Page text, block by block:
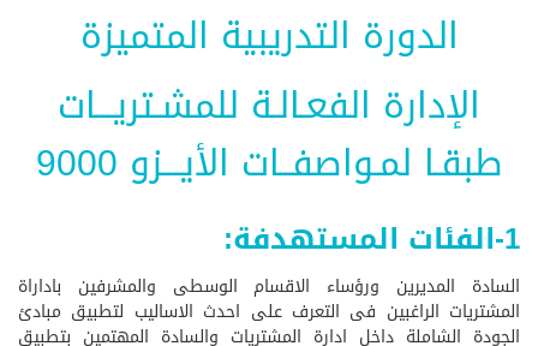
الدورة التدريبية المتميزة
الإدارة الفعـالـة للمشـتريـــات
طبقـا لمـواصفــات الأيـــزو 9000
1-الفئات المستهدفة:
السادة المديرين ورؤساء الاقسام الوسطى والمشرفين باداراة
المشتريات الراغبين فى التعرف على احدث الاساليب لتطبيق مبادئ
الجودة الشاملة داخل ادارة المشتريات والسادة المهتمين بتطبيق